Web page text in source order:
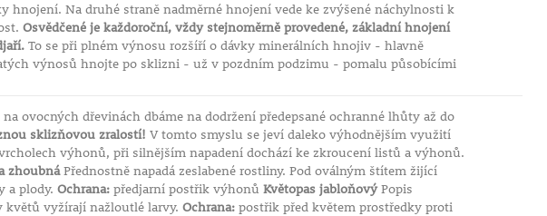
hnojení. Na druhé straně nadměrné hnojení vede ke zvýšené náchylnosti k
Osvědčené je každoroční, vždy stejnoměrně provedené, základní hnojení
To se při plném výnosu rozšíří o dávky minerálních hnojiv - hlavně
výnosů hnojte po sklizni - už v pozdním podzimu - pomalu působícími
ovocných dřevinách dbáme na dodržení předepsané ochranné lhůty až do
sklizňovou zralostí! V tomto smyslu se jeví daleko výhodnějším využití
výhonů, při silnějším napadení dochází ke zkroucení listů a výhonů.
zhoubnáPřednostně napadá zeslabené rostliny. Pod oválným štítem žijící
a plody. Ochrana:předjarní postřik výhonů Květopas jabloňovýPopis
květů vyžírají nažloutlé larvy. Ochrana:postřik před květem prostředky proti